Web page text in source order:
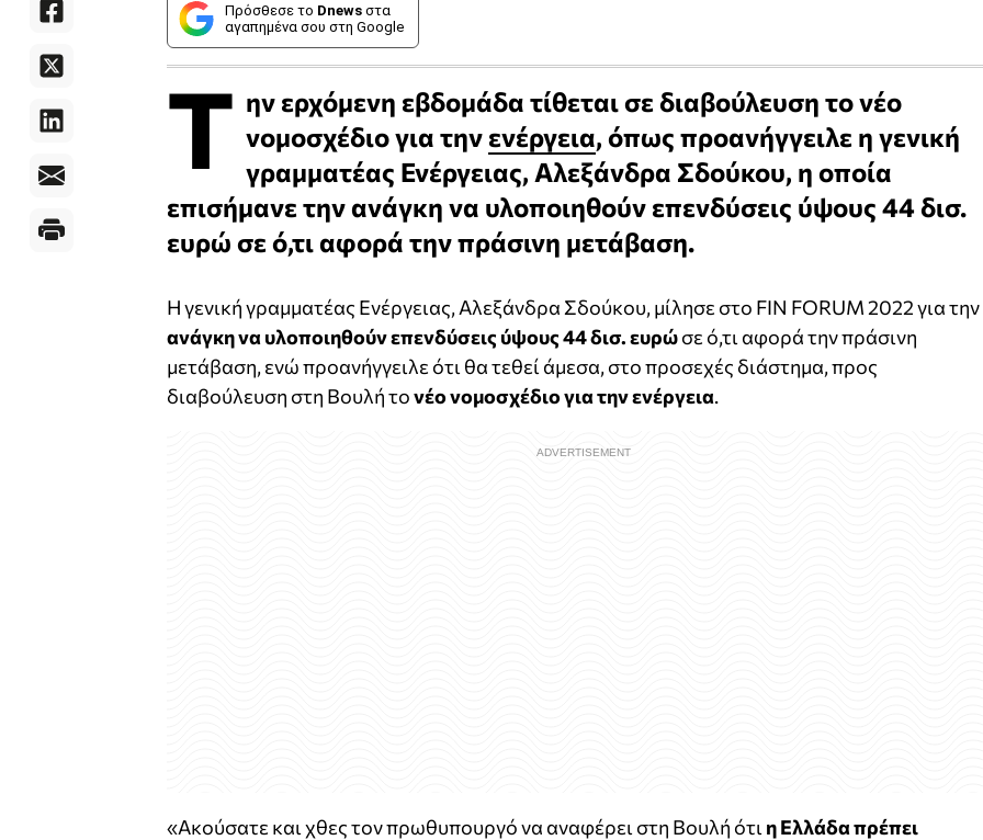
Πρόσθεσε το Dnews στα
αγαπημένα σου στη Google
Τ ην ερχόμενη εβδομάδα τίθεται σε διαβούλευση το νέο
νομοσχέδιο για την ενέργεια, όπως προανήγγειλε η γενική
γραμματέας Ενέργειας, Αλεξάνδρα Σδούκου, η οποία
επισήμανε την ανάγκη να υλοποιηθούν επενδύσεις ύψους 44 δισ.
ευρώ σε ό,τι αφορά την πράσινη μετάβαση.
Η γενική γραμματέας Ενέργειας, Αλεξάνδρα Σδούκου, μίλησε στο FIN FORUM 2022 για την
ανάγκη να υλοποιηθούν επενδύσεις ύψους 44 δισ. ευρώσε ό,τι αφορά την πράσινη
μετάβαση, ενώ προανήγγειλε ότι θα τεθεί άμεσα, στο προσεχές διάστημα, προς
διαβούλευση στη Βουλή τονέο νομοσχέδιο για την ενέργεια.
«Ακούσατε και χθες τον πρωθυπουργό να αναφέρει στη Βουλή ότι η Ελλάδα πρέπει